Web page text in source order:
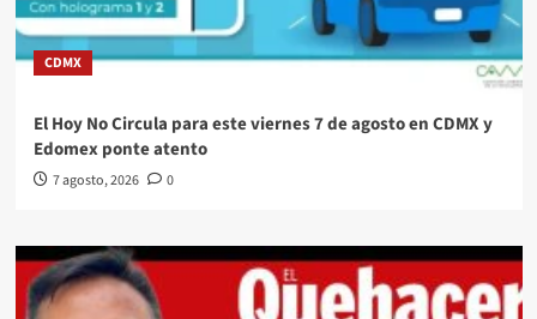
CDMX
El Hoy No Circula para este viernes 7 de agosto en CDMX y
Edomex ponte atento
7 agosto, 2026 0